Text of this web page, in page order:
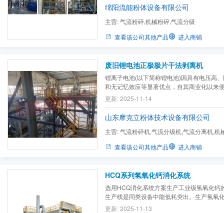
绵阳流能粉体设备有限公司
主营:气流粉碎,机械粉碎,气流分级
查看该公司其他产品
进入商铺
废旧锂电池正极极片干法剥离机
锂离子电池(以下简称锂电池)因具有电压高
和无记忆效应等显著优点，自其商业化以来
电子电器设备的动力源市场，且产量逐年增
耗品，使用寿命约2年。
更新: 2025-11-14
山东摩克立粉体技术设备有限公司
主营:气流粉碎机,气流分级机,气流分离机,机
查看该公司其他产品 进入商铺
HCQ系列氢氧化钙消化系统
选用HCQ消化系统方案生产工业级氢氧化钙
生产线是同类设备中能低耗突出。生产氢氧
度/吨（视有效氧化钙含量高低的差别）。
更新: 2025-11-13